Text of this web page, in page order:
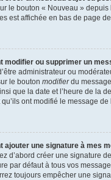
le bouton « Nouveau » depuis
est affichée en bas de page
modifier ou supprimer un
administrateur ou
le bouton modifierdu
que la date et l’heure de la
ont modifié le message
ajouter une signature à mes
d’abord créer une signature
par défaut à tous vos
toujours empêcher une